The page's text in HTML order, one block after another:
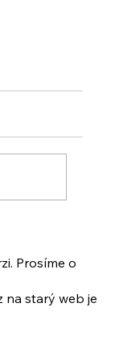
Prosíme o
na starý web je